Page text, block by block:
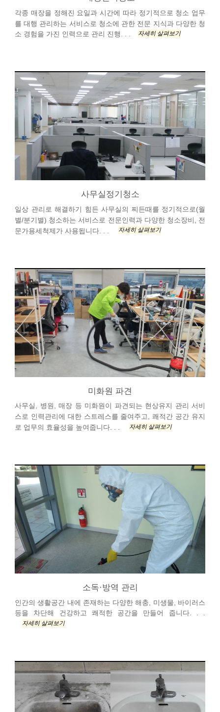
각종 매장을 정해진 요일과 시간에 따라 정기적으로 청소 업무
를 대행 관리하는 서비스로 청소에 관한 전문 지식과 다양한 청
소 경험을 가진 인력으로 관리 진행. . .
자세히 살펴보기
사무실정기청소
일상 관리로 해결하기 힘든 사무실의 찌든때를 정기적으로(월
별/분기별) 청소하는 서비스로 전문인력과 다양한 청소장비, 전
문가용세척제가 사용됩니다. . .
자세히 살펴보기
미화원 파견
사무실, 병원, 매장 등 미화원이 파견되는 현상유지 관리 서비
스로 인력관리에 대한 스트레스를 줄여주고, 쾌적간 공간 유지
로 업무의 효율성을 높여줍니다. . .
자세히 살펴보기
소독·방역 관리
인간의 생활공간 내에 존재하는 다양한 해충, 미생물, 바이러스
등을 차단해 건강하고 쾌적한 공간을 만들어 줍니다. . .
자세히 살펴보기